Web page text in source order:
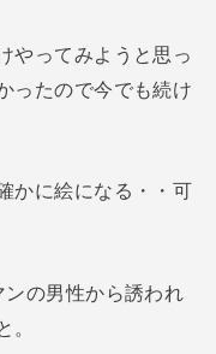
やってみようと思っ
ったので今でも続け
かに絵になる・・可
の男性から誘われ
。